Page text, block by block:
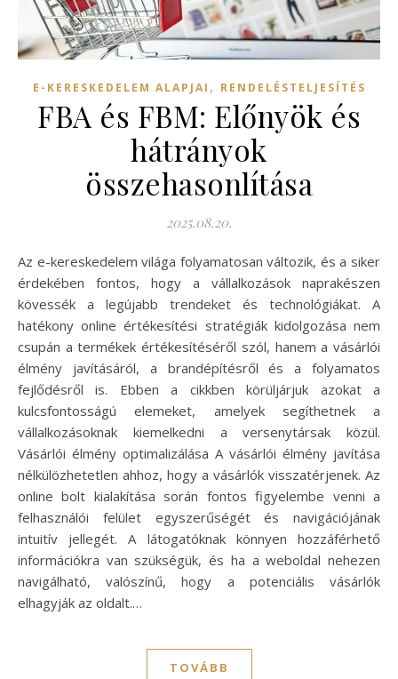
E-KERESKEDELEM ALAPJAI , RENDELÉSTELJESÍTÉS
FBA és FBM: Előnyök és
hátrányok
összehasonlítása
2025.08.20.
Az e-kereskedelem világa folyamatosan változik, és a siker
érdekében fontos, hogy a vállalkozások naprakészen
kövessék a legújabb trendeket és technológiákat. A
hatékony online értékesítési stratégiák kidolgozása nem
csupán a termékek értékesítéséről szól, hanem a vásárlói
élmény javításáról, a brandépítésről és a folyamatos
fejlődésről is. Ebben a cikkben körüljárjuk azokat a
kulcsfontosságú elemeket, amelyek segíthetnek a
vállalkozásoknak kiemelkedni a versenytársak közül.
Vásárlói élmény optimalizálása A vásárlói élmény javítása
nélkülözhetetlen ahhoz, hogy a vásárlók visszatérjenek. Az
online bolt kialakítása során fontos figyelembe venni a
felhasználói felület egyszerűségét és navigációjának
intuitív jellegét. A látogatóknak könnyen hozzáférhető
információkra van szükségük, és ha a weboldal nehezen
navigálható, valószínű, hogy a potenciális vásárlók
elhagyják az oldalt.…
TOVÁBB